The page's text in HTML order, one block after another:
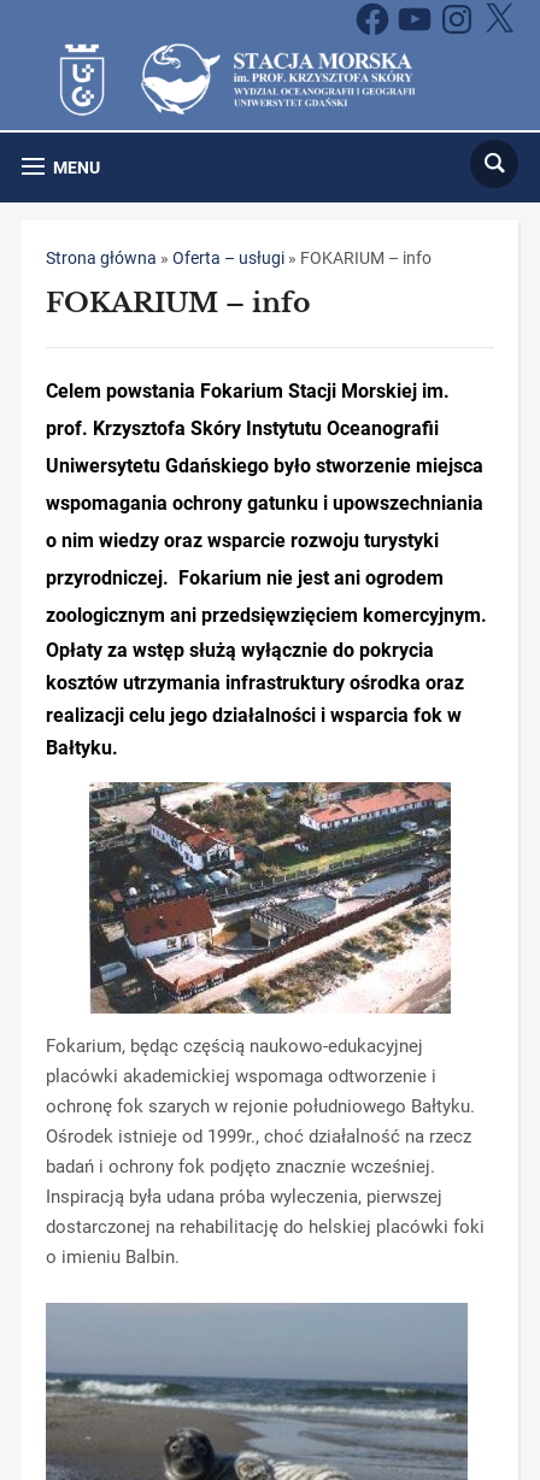
FacebookYouTubeInstagram
X
MENU
Strona główna » Oferta – usługi» FOKARIUM – info
FOKARIUM – info
Celem powstania Fokarium Stacji Morskiej im.
prof. Krzysztofa Skóry Instytutu Oceanografii
Uniwersytetu Gdańskiego było stworzenie miejsca
wspomagania ochrony gatunku i upowszechniania
o nim wiedzy oraz wsparcie rozwoju turystyki
przyrodniczej. Fokarium nie jest ani ogrodem
zoologicznym ani przedsięwzięciem komercyjnym.
Opłaty za wstęp służą wyłącznie do pokrycia
kosztów utrzymania infrastruktury ośrodka oraz
realizacji celu jego działalności i wsparcia fok w
Bałtyku.
Fokarium, będąc częścią naukowo-edukacyjnej
placówki akademickiej wspomaga odtworzenie i
ochronę fok szarych w rejonie południowego Bałtyku.
Ośrodek istnieje od 1999r., choć działalność na rzecz
badań i ochrony fok podjęto znacznie wcześniej.
Inspiracją była udana próba wyleczenia, pierwszej
dostarczonej na rehabilitację do helskiej placówki foki
o imieniu Balbin.